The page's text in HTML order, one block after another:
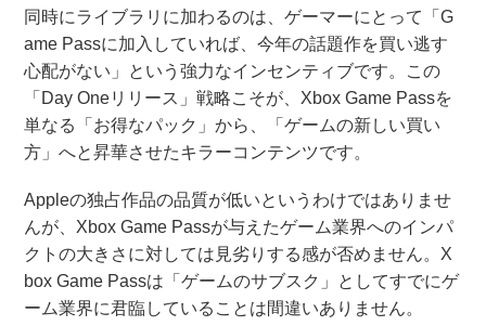
同時にライブラリに加わるのは、ゲーマーにとって「G
ame Passに加入していれば、今年の話題作を買い逃す
心配がない」という強力なインセンティブです。この
「Day Oneリリース」戦略こそが、Xbox Game Passを
単なる「お得なパック」から、「ゲームの新しい買い
方」へと昇華させたキラーコンテンツです。
Appleの独占作品の品質が低いというわけではありませ
んが、Xbox Game Passが与えたゲーム業界へのインパ
クトの大きさに対しては見劣りする感が否めません。X
box Game Passは「ゲームのサブスク」としてすでにゲ
ーム業界に君臨していることは間違いありません。